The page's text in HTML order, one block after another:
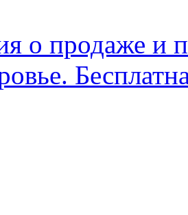
о продаже и